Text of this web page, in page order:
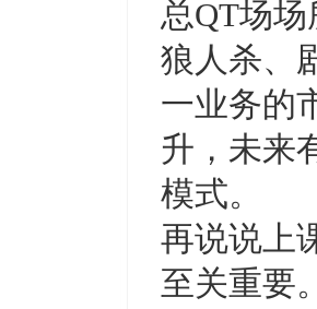
总QT场
狼人杀、
一业务的
升，未来
模式。
再说说上
至关重要